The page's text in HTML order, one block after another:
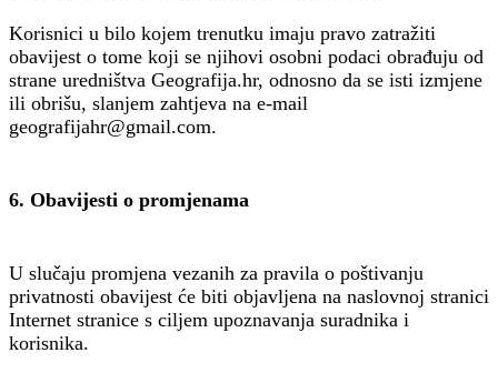
Korisnici u bilo kojem trenutku imaju pravo zatražiti
obavijest o tome koji se njihovi osobni podaci obrađuju od
strane uredništva Geografija.hr, odnosno da se isti izmjene
ili obrišu, slanjem zahtjeva na e-mail
geografijahr@gmail.com.
6. Obavijesti o promjenama
U slučaju promjena vezanih za pravila o poštivanju
privatnosti obavijest će biti objavljena na naslovnoj stranici
Internet stranice s ciljem upoznavanja suradnika i
korisnika.